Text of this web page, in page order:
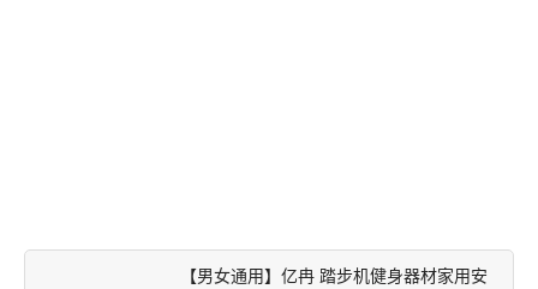
【男女通用】亿冉 踏步机健身器材家用安